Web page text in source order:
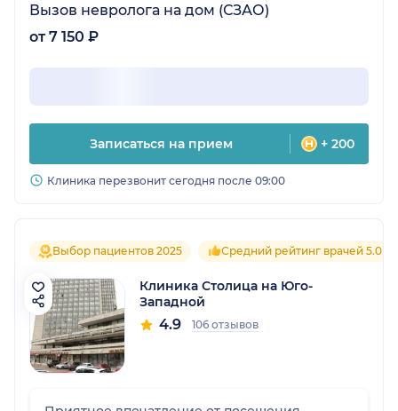
Вызов невролога на дом (СЗАО)
от 7 150 ₽
Записаться на прием + 200
Клиника перезвонит сегодня после 09:00
Выбор пациентов 2025 Средний рейтинг врачей 5.0
Клиника Столица на Юго-
Западной
4.9 106 отзывов